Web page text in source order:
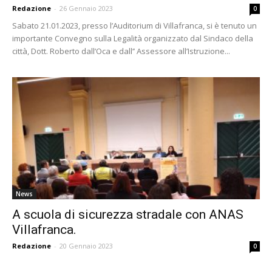
Redazione - 26 Gennaio 2023 0
Sabato 21.01.2023, presso l’Auditorium di Villafranca, si è tenuto un
importante Convegno sulla Legalità organizzato dal Sindaco della
città, Dott. Roberto dall’Oca e dall’’ Assessore all’Istruzione...
News
A scuola di sicurezza stradale con ANAS
Villafranca.
Redazione - 20 Gennaio 2023 0